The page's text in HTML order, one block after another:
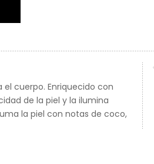
cuerpo. Enriquecido con
de la piel y la ilumina
la piel con notas de coco,